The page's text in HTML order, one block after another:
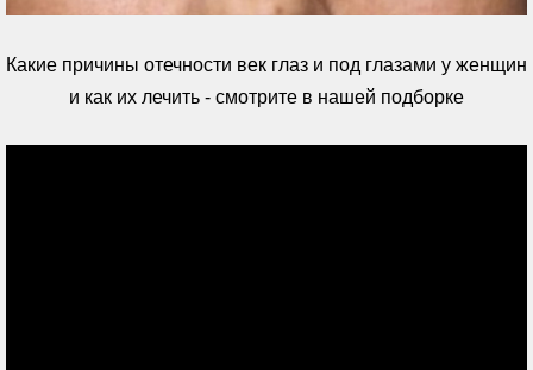
Какие причины отечности век глаз и под глазами у женщин
и как их лечить - смотрите в нашей подборке